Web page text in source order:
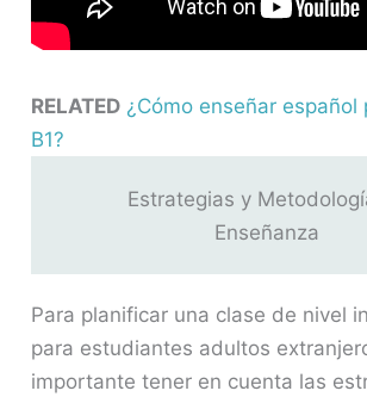
RELATED ¿Cómo enseñar español
B1?
Estrategias y
Enseñanza
Para planificar una clase de nivel
para estudiantes adultos
importante tener en cuenta las